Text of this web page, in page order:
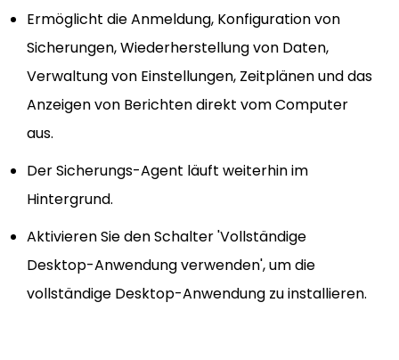
Ermöglicht die Anmeldung, Konfiguration von
Sicherungen, Wiederherstellung von Daten,
Verwaltung von Einstellungen, Zeitplänen und das
Anzeigen von Berichten direkt vom Computer
aus.
Der Sicherungs-Agent läuft weiterhin im
Hintergrund.
Aktivieren Sie den Schalter 'Vollständige
Desktop-Anwendung verwenden', um die
vollständige Desktop-Anwendung zu installieren.